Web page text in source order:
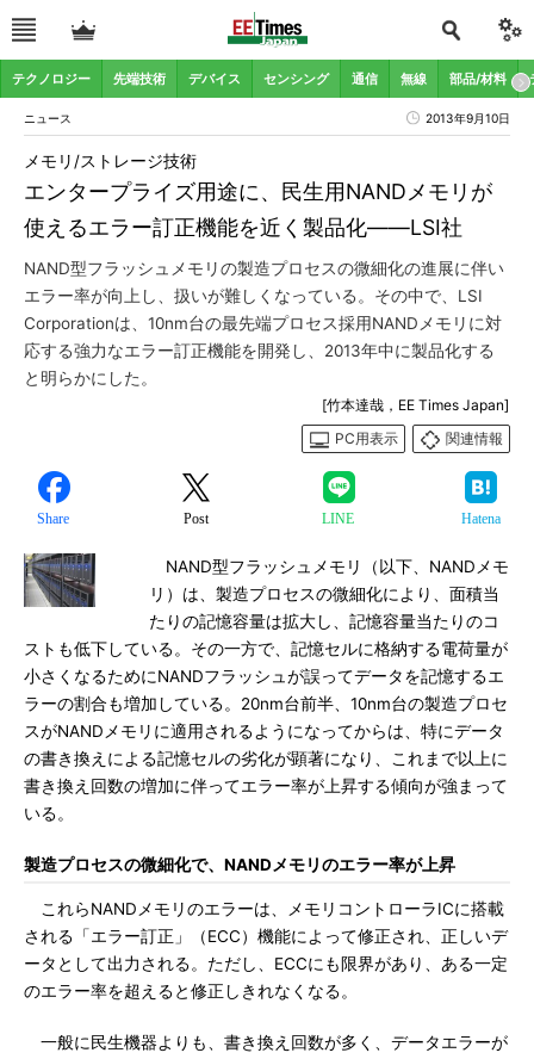
テクノロジー 先端技術 デバイス センシング 通信 無線 部品/材料
ニュース 2013年9月10日
エンタープライズ用途に、民生用NANDメモリが
使えるエラー訂正機能を近く製品化――LSI社
メモリ/ストレージ技術
NAND型フラッシュメモリの製造プロセスの微細化の進展に伴い
エラー率が向上し、扱いが難しくなっている。その中で、LSI
Corporationは、10nm台の最先端プロセス採用NANDメモリに対
応する強力なエラー訂正機能を開発し、2013年中に製品化する
と明らかにした。
[竹本達哉，EE Times Japan]
PC用表示
関連情報
Share Post LINE Hatena
NAND型フラッシュメモリ（以下、NANDメモ
リ）は、製造プロセスの微細化により、面積当
たりの記憶容量は拡大し、記憶容量当たりのコ
ストも低下している。その一方で、記憶セルに格納する電荷量が
小さくなるためにNANDフラッシュが誤ってデータを記憶するエ
ラーの割合も増加している。20nm台前半、10nm台の製造プロセ
スがNANDメモリに適用されるようになってからは、特にデータ
の書き換えによる記憶セルの劣化が顕著になり、これまで以上に
書き換え回数の増加に伴ってエラー率が上昇する傾向が強まって
いる。
製造プロセスの微細化で、NANDメモリのエラー率が上昇
これらNANDメモリのエラーは、メモリコントローラICに搭載
される「エラー訂正」（ECC）機能によって修正され、正しいデ
ータとして出力される。ただし、ECCにも限界があり、ある一定
のエラー率を超えると修正しきれなくなる。
一般に民生機器よりも、書き換え回数が多く、データエラーが